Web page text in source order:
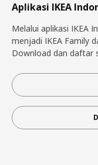
Aplikasi IKEA
Melalui aplikasi IKEA
menjadi IKEA Family
Download dan daftar